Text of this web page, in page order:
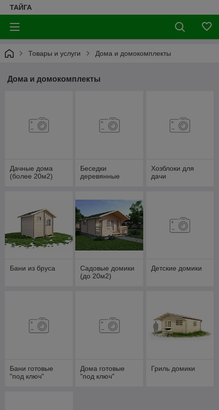
ТАЙГА
Товары и услуги Дома и домокомплекты
Дома и домокомплекты
Дачные дома
(более 20м2)
Беседки
деревянные
Хозблоки для
дачи
Бани из бруса
Садовые домики
(до 20м2)
Детские домики
Бани готовые
"под ключ"
Дома готовые
"под ключ"
Гриль домики